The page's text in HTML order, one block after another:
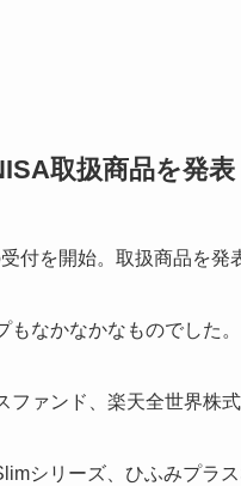
取扱商品を発表
付を開始。取扱商品を発
なかなかなものでした。
ファンド、楽天全世界株
シリーズ、ひふみプラ